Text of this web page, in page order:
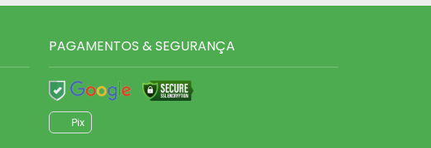
PAGAMENTOS & SEGURANÇA
Pix